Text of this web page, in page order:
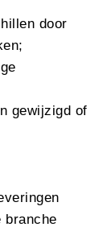
door
gewijzigd of
branche